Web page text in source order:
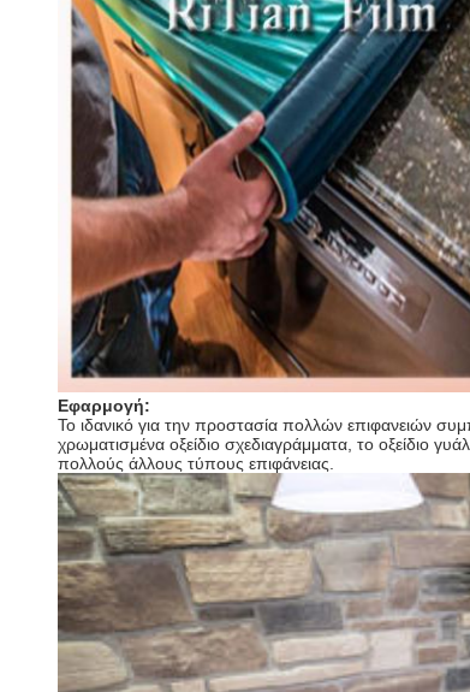
Εφαρμογή:
Το ιδανικό για την προστασία πολλών επιφανειών
χρωματισμένα οξείδιο σχεδιαγράμματα, το οξείδιο
πολλούς άλλους τύπους επιφάνειας.